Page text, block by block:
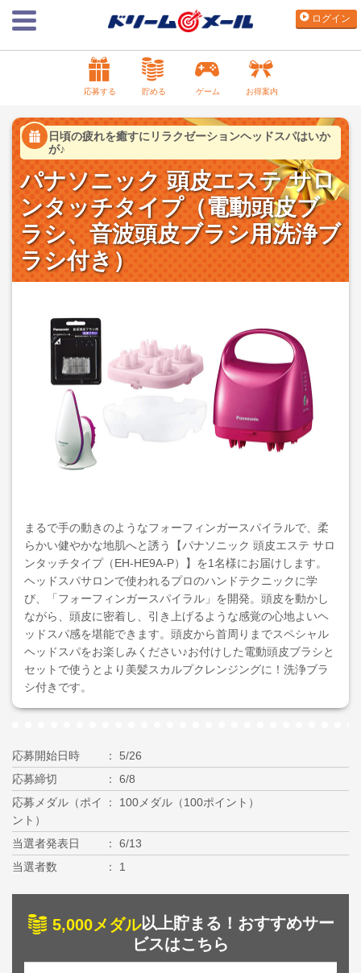
ログイン
応募する 貯める ゲーム お得案内
日頃の疲れを癒すにリラクゼーションヘッドスパはいか
が♪
パナソニック 頭皮エステ サロ
ンタッチタイプ（電動頭皮ブ
ラシ、音波頭皮ブラシ用洗浄ブ
ラシ付き）
まるで手の動きのようなフォーフィンガースパイラルで、柔
らかい健やかな地肌へと誘う【パナソニック 頭皮エステ サロ
ンタッチタイプ（EH-HE9A-P）】を1名様にお届けします。
ヘッドスパサロンで使われるプロのハンドテクニックに学
び、「フォーフィンガースパイラル」を開発。頭皮を動かし
ながら、頭皮に密着し、引き上げるような感覚の心地よいヘ
ッドスパ感を堪能できます。頭皮から首周りまでスペシャル
ヘッドスパをお楽しみください♪お付けした電動頭皮ブラシと
セットで使うとより美髪スカルプクレンジングに！洗浄ブラ
シ付きです。
応募開始日時
5/26
応募締切
6/8
応募メダル（ポイ
ント）
100メダル（100ポイント）
当選者発表日
6/13
当選者数
1
5,000メダル以上貯まる！おすすめサー
ビスはこちら